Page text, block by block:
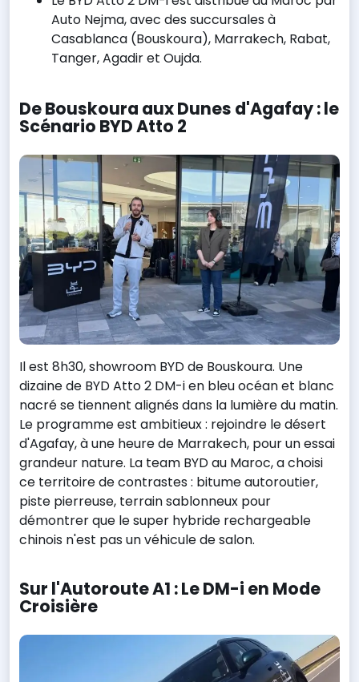
Auto Nejma, avec des succursales à
Casablanca (Bouskoura), Marrakech, Rabat,
Tanger, Agadir et Oujda.
De Bouskoura aux Dunes d'Agafay : le
Scénario BYD Atto 2
Il est 8h30, showroom BYD de Bouskoura. Une
dizaine de BYD Atto 2 DM-i en bleu océan et blanc
nacré se tiennent alignés dans la lumière du matin.
Le programme est ambitieux : rejoindre le désert
d'Agafay, à une heure de Marrakech, pour un essai
grandeur nature. La team BYD au Maroc, a choisi
ce territoire de contrastes : bitume autoroutier,
piste pierreuse, terrain sablonneux pour
démontrer que le super hybride rechargeable
chinois n'est pas un véhicule de salon.
Sur l'Autoroute A1 : Le DM-i en Mode
Croisière